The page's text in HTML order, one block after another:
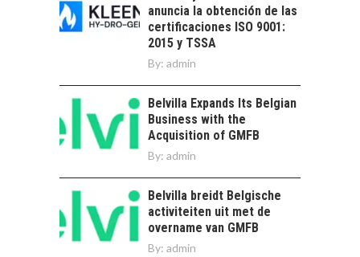
DESARROLLO LOCAL
El Desierto de
Atacama: Motor
Desarrollo Turístico…
LA IMPORTANCIA DE
DIVERSIFICAR LAS
EXPORTACIONES
CHILENAS
La diversificación de
las exportaciones
chilenas: clave para un
crecimiento…
CHILE COMO HUB
TECNOLÓGICO DE
AMÉRICA LATINA:
AVANCES Y DESAFÍOS
anuncia la obtención de las
certificaciones ISO 9001:
2015 y TSSA
By: admin
Belvilla Expands Its Belgian
Business with the
Acquisition of GMFB
By: admin
Belvilla breidt Belgische
activiteiten uit met de
overname van GMFB
By: admin